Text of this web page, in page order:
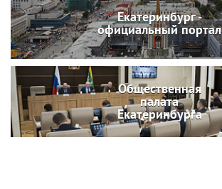
Екатеринбург -
официальный портал
Общественная
палата
Екатеринбурга